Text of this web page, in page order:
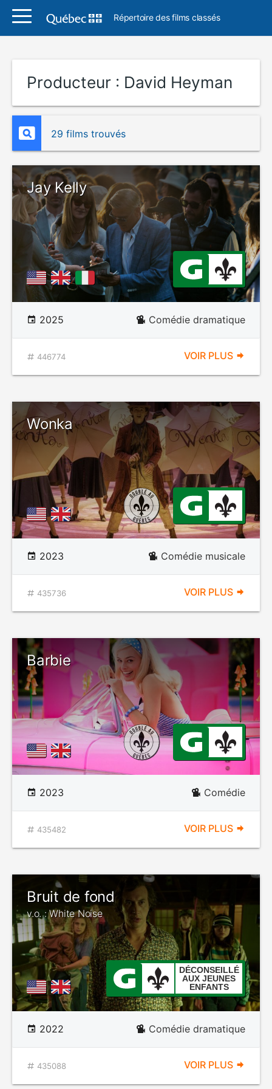
Répertoire des films classés
Producteur : David Heyman
29 films trouvés
Jay Kelly
2025 Comédie dramatique
446774 VOIR PLUS
Wonka
2023 Comédie musicale
435736 VOIR PLUS
Barbie
2023 Comédie
435482 VOIR PLUS
Bruit de fond
v.o. : White Noise
DÉCONSEILLÉ
AUX JEUNES
ENFANTS
2022 Comédie dramatique
435088 VOIR PLUS